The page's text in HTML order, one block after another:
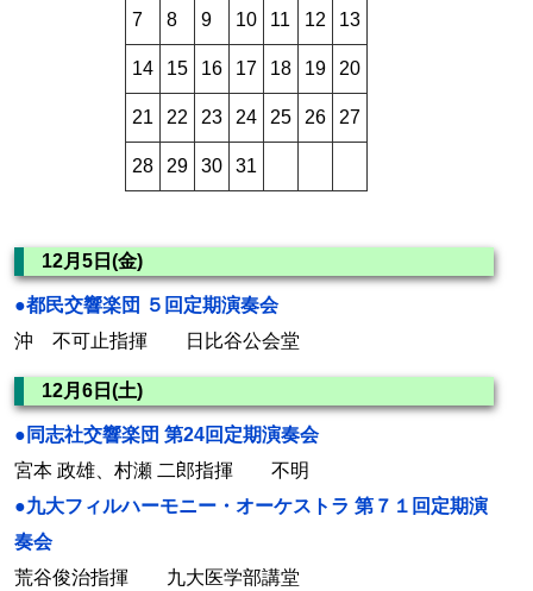
7 8 9 10 11 12 13
14 15 16 17 18 19 20
21 22 23 24 25 26 27
28 29 30 31
12月5日(金)
●都民交響楽団 ５回定期演奏会
沖 不可止指揮 日比谷公会堂
12月6日(土)
●同志社交響楽団 第24回定期演奏会
宮本 政雄、村瀬 二郎指揮 不明
●九大フィルハーモニー・オーケストラ 第７１回定期演
奏会
荒谷俊治指揮 九大医学部講堂